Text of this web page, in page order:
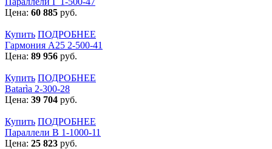
Цена: 60 885 руб.
Купить ПОДРОБНЕЕ
Гармония А25 2-500-41
Цена: 89 956 руб.
Купить ПОДРОБНЕЕ
Batarìa 2-300-28
Цена: 39 704 руб.
Купить ПОДРОБНЕЕ
Параллели В 1-1000-11
Цена: 25 823 руб.